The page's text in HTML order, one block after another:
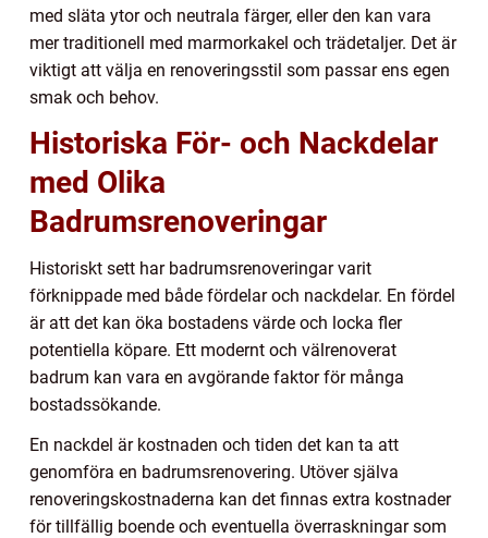
med släta ytor och neutrala färger, eller den kan vara
mer traditionell med marmorkakel och trädetaljer. Det är
viktigt att välja en renoveringsstil som passar ens egen
smak och behov.
Historiska För- och Nackdelar
med Olika
Badrumsrenoveringar
Historiskt sett har badrumsrenoveringar varit
förknippade med både fördelar och nackdelar. En fördel
är att det kan öka bostadens värde och locka fler
potentiella köpare. Ett modernt och välrenoverat
badrum kan vara en avgörande faktor för många
bostadssökande.
En nackdel är kostnaden och tiden det kan ta att
genomföra en badrumsrenovering. Utöver själva
renoveringskostnaderna kan det finnas extra kostnader
för tillfällig boende och eventuella överraskningar som